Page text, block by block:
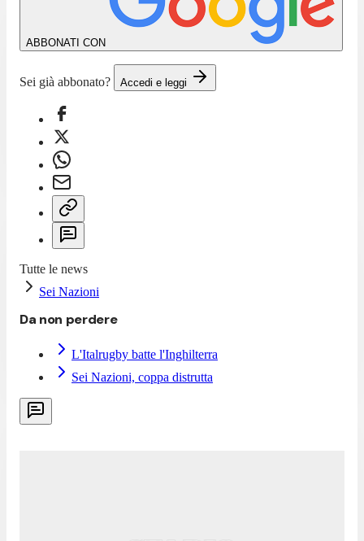
ABBONATI CON
Sei già abbonato? Accedi e leggi
Tutte le news
Sei Nazioni
Da non perdere
L'Italrugby batte l'Inghilterra
Sei Nazioni, coppa distrutta